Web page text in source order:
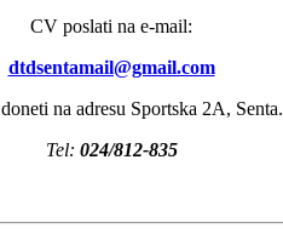
CV poslati na e-mail:
dtdsentamail@gmail.com
na adresu Sportska 2A, Senta.
Tel: 024/812-835